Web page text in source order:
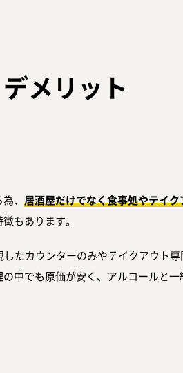
メリット
、 居酒屋だけでなく食事処やテイ
徴もあります。
たカウンターのみやテイクアウト
中でも原価が安く、アルコールと